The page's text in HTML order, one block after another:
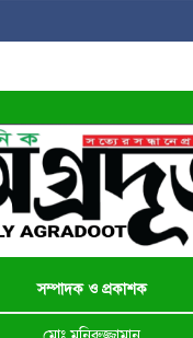
সম্পাদক ও প্রকাশক